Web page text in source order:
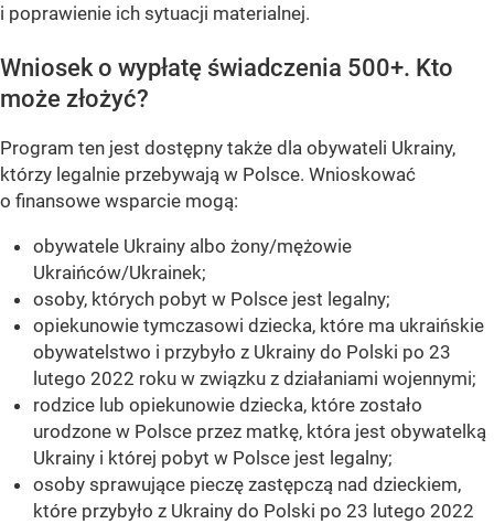
i poprawienie ich sytuacji materialnej.
Wniosek o wypłatę świadczenia 500+. Kto
może złożyć?
Program ten jest dostępny także dla obywateli Ukrainy,
którzy legalnie przebywają w Polsce. Wnioskować
o finansowe wsparcie mogą:
obywatele Ukrainy albo żony/mężowie
Ukraińców/Ukrainek;
osoby, których pobyt w Polsce jest legalny;
opiekunowie tymczasowi dziecka, które ma ukraińskie
obywatelstwo i przybyło z Ukrainy do Polski po 23
lutego 2022 roku w związku z działaniami wojennymi;
rodzice lub opiekunowie dziecka, które zostało
urodzone w Polsce przez matkę, która jest obywatelką
Ukrainy i której pobyt w Polsce jest legalny;
osoby sprawujące pieczę zastępczą nad dzieckiem,
które przybyło z Ukrainy do Polski po 23 lutego 2022